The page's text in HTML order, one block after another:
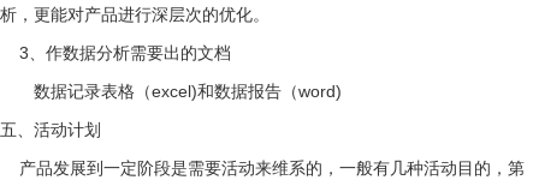
析，更能对产品进行深层次的优化。
3、作数据分析需要出的文档
数据记录表格（excel)和数据报告（word)
五、活动计划
产品发展到一定阶段是需要活动来维系的，一般有几种活动目的，第